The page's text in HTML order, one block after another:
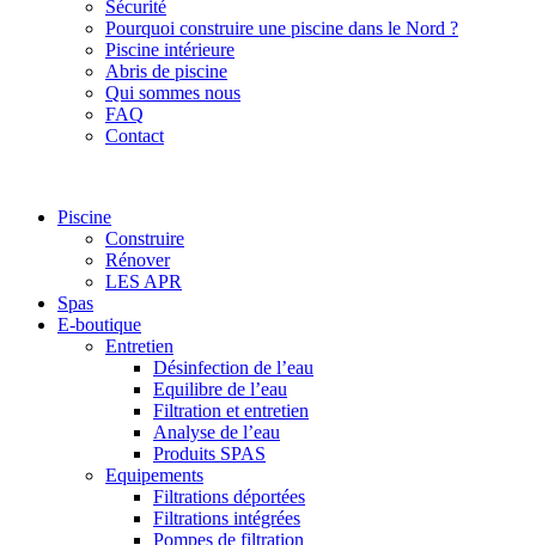
Sécurité
Pourquoi construire une piscine dans le Nord ?
Piscine intérieure
Abris de piscine
Qui sommes nous
FAQ
Contact
Piscine
Construire
Rénover
LES APR
Spas
E-boutique
Entretien
Désinfection de l’eau
Equilibre de l’eau
Filtration et entretien
Analyse de l’eau
Produits SPAS
Equipements
Filtrations déportées
Filtrations intégrées
Pompes de filtration